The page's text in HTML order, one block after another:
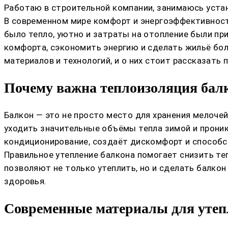
Работаю в строительной компании, занимаюсь
В современном мире комфорт и
было тепло, уютно и затраты на отопление были
комфорта, сэкономить энергию и сделать жильё
материалов и технологий, и о них стоит рассказать
Почему важна теплоизоляция
Балкон — это не просто место для хранения
уходить значительные объёмы тепла зимой и
кондиционирование, создаёт дискомфорт и
Правильное утепление балкона помогает снизить
позволяют не только утеплить, но и сделать
здоровья.
Современные материалы для